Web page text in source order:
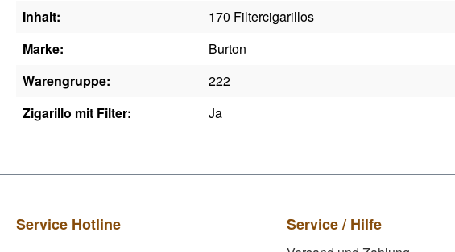
Inhalt:
170 Filtercigarillos
Marke:
Burton
Warengruppe:
222
Zigarillo mit Filter:
Ja
Service Hotline Service / Hilfe